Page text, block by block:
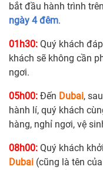
bắt đầu hành trình trên
ngày 4 đêm.
01h30: Quý khách
khách sẽ không cần
ngơi.
05h00: Đến Dubai,
hành lí, quý khách
hàng, nghỉ ngơi, vệ
08h00: Quý khách
Dubai (cũng là tên